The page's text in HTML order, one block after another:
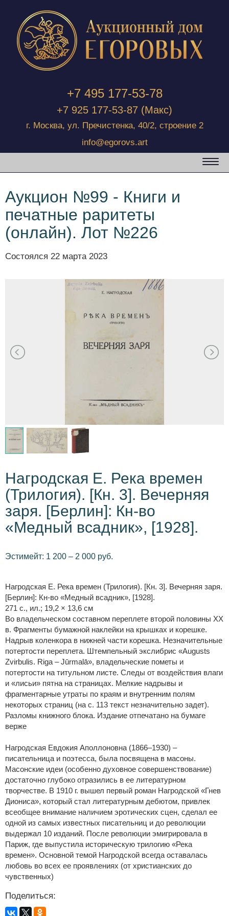
+7 495 177-53-78
+7 925 177-53-87 (Макс)
г. Москва, ул. Пречистенка, 40/2, строение 2
info@egorovs.art
Аукцион №99 - Книги и
печатные раритеты
(онлайн). Лот №226
Состоялся 22 марта 2023
Нагродская Е. Река времен
(Трилогия). [Кн. 3]. Вечерняя
заря. [Берлин]: Кн-во
«Медный всадник», [1928].
Эстимейт: 1 200 – 2 000 руб.
Нагродская Е. Река времен (Трилогия). [Кн. 3]. Вечерняя заря.
[Берлин]: Кн-во «Медный всадник», [1928].
271 с., ил.; 19,2 × 13,6 см
Во владельческом составном переплете второй половины XX
в. Фрагменты бумажной наклейки на крышках и корешке.
Надрыв коленкора в нижней части корешка. Незначительные
потертости переплета. Штемпельный экслибрис «Augusts
Zvirbulis. Riga – Jūrmalā», владельческие пометы и
потертости на титульном листе. Следы от воздействия влаги
и «лисьи» пятна на страницах. Мелкие надрывы и
фрагментарные утраты по краям и внутренним полям
некоторых страниц (на с. 113 текст незначительно задет).
Разломы книжного блока. Издание отпечатано на бумаге
верже
Нагродская Евдокия Аполлоновна (1866–1930) –
писательница и поэтесса, была посвящена в масоны.
Масонские идеи (особенно духовное совершенствование)
достаточно глубоко отразились в ее литературном
творчестве. В 1910 г. вышел первый роман Нагродской «Гнев
Диониса», который стал литературным дебютом, привлек
всеобщее внимание наличием эротических сцен, сделал ее
одной из самых известных писательниц и до революции
выдержал 10 изданий. После революции эмигрировала в
Париж, где выпустила историческую трилогию «Река
времен». Основной темой Нагродской всегда оставалась
любовь во всех ее проявлениях (от христианских до
чувственных)
Поделиться: